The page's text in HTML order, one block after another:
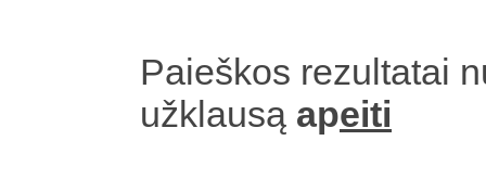
Paieškos rezultatai
užklausą apeiti